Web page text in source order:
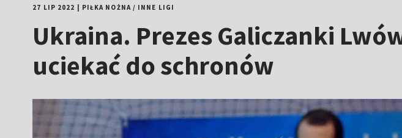
27 LIP 2022 PIŁKA NOŻNA/ INNE LIGI
Ukraina. Prezes Galiczanki
uciekać do schronów